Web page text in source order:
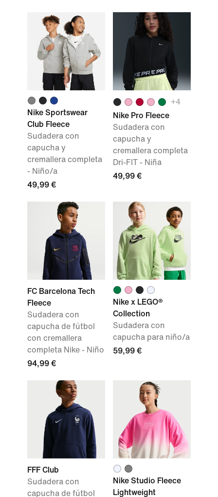
Nike Sportswear
Club Fleece
Sudadera con
capucha y
cremallera completa
- Niño/a
49,99 €
+4
Nike Pro Fleece
Sudadera con
capucha y
cremallera completa
Dri-FIT - Niña
49,99 €
FC Barcelona Tech
Fleece
Sudadera con
capucha de fútbol
con cremallera
completa Nike - Niño
94,99 €
Nike x LEGO®
Collection
Sudadera con
capucha para niño/a
59,99 €
FFF Club
Sudadera con
capucha de fútbol
Nike Studio Fleece
Lightweight